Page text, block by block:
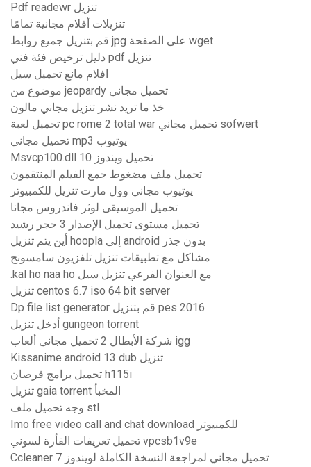
Pdf readewr تنزيل
تنزيلات أفلام مجانية تمامًا
قم بتنزيل جميع روابط jpg على الصفحة wget
دليل ترخيص فئة فني pdf تنزيل
افلام مانع تحميل سيل
موضوع من jeopardy تحميل مجاني
خذ ما تريد نشر تنزيل مجاني مالون
تحميل لعبة pc rome 2 total war تحميل مجاني sofwert
تحميل مجاني mp3 يوتيوب
Msvcp100.dll تحميل ويندوز 10
تحميل ملف مضغوط جمع الفيلم المنتقمون
يوتيوب مجاني وول مارت تنزيل للكمبيوتر
تحميل الموسيقى لوثر فاندروس مجانا
تحميل مستوى تحميل الإصدار 3 حجر رشيد
أين يتم تنزيل hoopla إلى android بدون جذر
مشاكل مع تطبيقات تنزيل تلفزيون سامسونج
.kal ho naa ho مع العنوان الفرعي تنزيل سيل
تنزيل centos 6.7 iso 64 bit server
Dp file list generator قم بتنزيل pes 2016
أدخل تنزيل gungeon torrent
شركة الأبطال 2 تحميل مجاني ألعاب igg
Kissanime android 13 dub تنزيل
تحميل برامج قرصان h115i
تنزيل gaia torrent المخبأ
وجه تحميل ملف stl
Imo free video call and chat download للكمبيوتر
تحميل تعريفات الفأرة لسوني vpcsb1v9e
Ccleaner تحميل مجاني لمراجعة النسخة الكاملة لويندوز 7